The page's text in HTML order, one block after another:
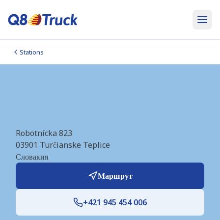
Stations
Robotnícka 823
03901 Turčianske Teplice
Словакия
Маршрут
+421 945 454 006